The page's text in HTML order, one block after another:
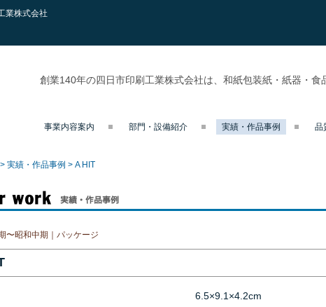
業株式会社
創業140年の四日市印刷工業株式会社は、和紙包装紙・紙器・
事業内容案内 部門・設備紹介 実績・作品事例 品
> 実績・作品事例 > A HIT
〜昭和中期｜パッケージ
6.5×9.1×4.2cm